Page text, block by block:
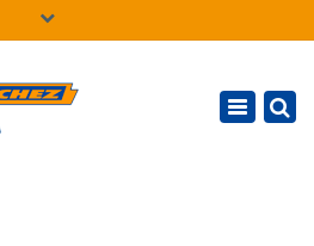
Deutsch
Toggle